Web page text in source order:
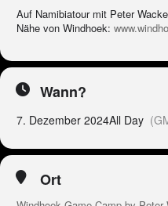
Auf Namibiatour mit Peter
Nähe von Windhoek:
Wann?
7. Dezember 2024All Day
Ort